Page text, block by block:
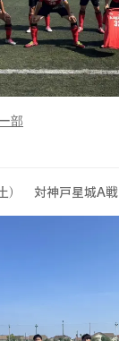
部
） 対神戸星城A戦